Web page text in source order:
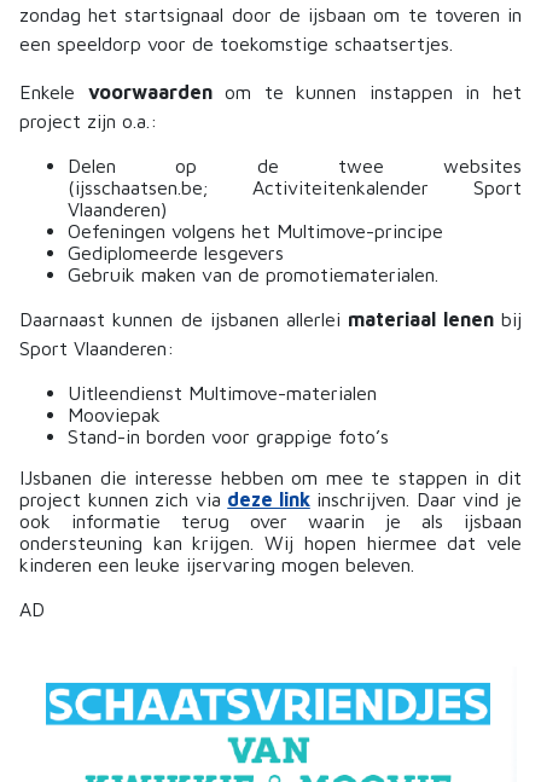
zondag het startsignaal door de ijsbaan om te toveren in
een speeldorp voor de toekomstige schaatsertjes.
Enkele voorwaardenom te kunnen instappen in het
project zijn o.a.:
Delen op de twee websites
(ijsschaatsen.be; Activiteitenkalender Sport
Vlaanderen)
Oefeningen volgens het Multimove-principe
Gediplomeerde lesgevers
Gebruik maken van de promotiematerialen.
Daarnaast kunnen de ijsbanen allerlei materiaal lenenbij
Sport Vlaanderen:
Uitleendienst Multimove-materialen
Mooviepak
Stand-in borden voor grappige foto’s
IJsbanen die interesse hebben om mee te stappen in dit
project kunnen zich via deze linkinschrijven. Daar vind je
ook informatie terug over waarin je als ijsbaan
ondersteuning kan krijgen. Wij hopen hiermee dat vele
kinderen een leuke ijservaring mogen beleven.
AD